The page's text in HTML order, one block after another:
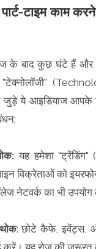
पार्ट-टाइम काम
के बाद कुछ घंटे हैं
जुड़े ये आइडियाज आपके
यह हमेशा
विक्रेताओं को
नेटवर्क का भी
: छोटे कैफे, इवेंट्स,